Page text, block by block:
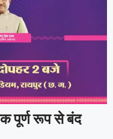
पूर्ण रूप से बंद